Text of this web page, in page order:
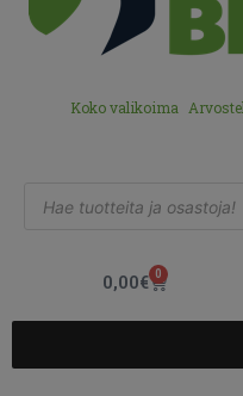
Koko valikoima
0,00€ 0